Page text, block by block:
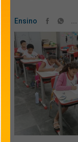
Ensino ...